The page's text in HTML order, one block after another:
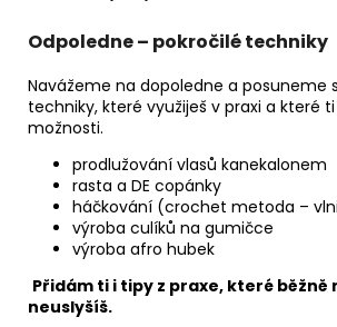
Odpoledne – pokročilé techniky
Navážeme na dopoledne a posuneme
techniky, které využiješ v praxi a které
možnosti.
prodlužování vlasů kanekalonem
rasta a DE copánky
háčkování (crochet metoda –
výroba culíků na gumičce
výroba afro hubek
Přidám ti i tipy z praxe, které běžně
neuslyšíš.